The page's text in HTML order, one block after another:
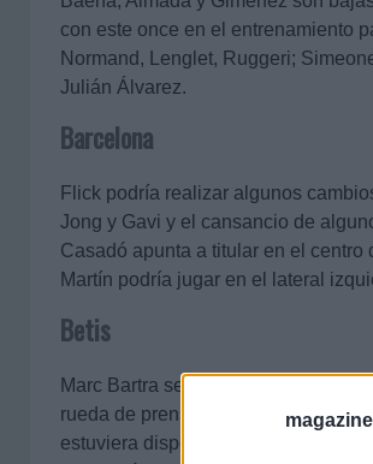
con este once en el entrenamiento
Normand, Lenglet, Ruggeri;
Julián Álvarez.
Barcelona
Flick podría realizar algunos
Jong y Gavi y el cansancio de
Casadó apunta a titular en el centro
Martín podría jugar en el lateral
Betis
Marc Bartra será duda hasta última
rueda de prensa que le esperará
estuviera disponible, Valentín